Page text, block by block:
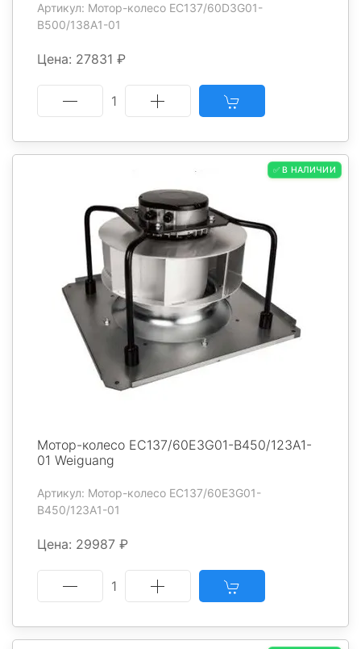
Артикул: Мотор-колесо EC137/60D3G01-
B500/138A1-01
Цена: 27831 ₽
1
✅ В НАЛИЧИИ
Мотор-колесо EC137/60E3G01-B450/123A1-
01 Weiguang
Артикул: Мотор-колесо EC137/60E3G01-
B450/123A1-01
Цена: 29987 ₽
1